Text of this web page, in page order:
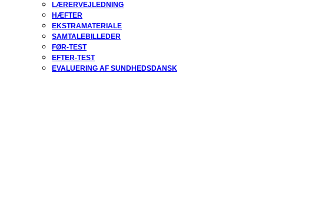
LÆRERVEJLEDNING
HÆFTER
EKSTRAMATERIALE
SAMTALEBILLEDER
FØR-TEST
EFTER-TEST
EVALUERING AF SUNDHEDSDANSK